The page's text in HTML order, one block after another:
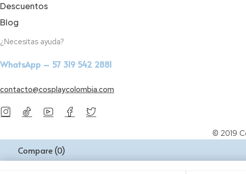
Descuentos
Blog
¿Necesitas ayuda?
WhatsApp – 57 319 542 2881
contacto@cosplaycolombia.com
© 2019
Compare (0)